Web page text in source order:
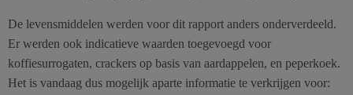
De levensmiddelen werden voor dit rapport anders onderverdeeld.
Er werden ook indicatieve waarden toegevoegd voor
koffiesurrogaten, crackers op basis van aardappelen, en peperkoek.
Het is vandaag dus mogelijk aparte informatie te verkrijgen voor: